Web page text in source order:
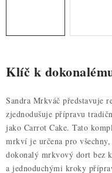
Hodnocení obchodu
Blog
Klíč k
Sandra Mrkváč představuje
zjednodušuje přípravu
jako Carrot Cake. Tato
mrkví je určena pro
dokonalý mrkvový dort bez
a jednoduchými kroky